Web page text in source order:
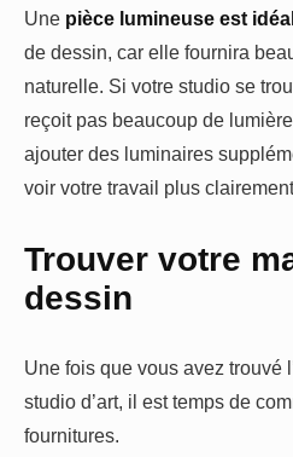
Une pièce lumineuse est
de dessin, car elle fournira
naturelle. Si votre studio se
reçoit pas beaucoup de
ajouter des luminaires
voir votre travail plus
Trouver votre
dessin
Une fois que vous avez trouvé
studio d’art, il est temps de
fournitures.